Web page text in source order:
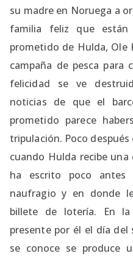
su madre en Noruega a
familia feliz que
prometido de Hulda, Ole
campaña de pesca para
felicidad se ve
noticias de que el
prometido parece
tripulación. Poco
cuando Hulda recibe
ha escrito poco
naufragio y en donde
billete de lotería. En
presente por él el día
se conoce se produce